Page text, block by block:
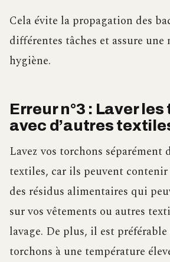
Cela évite la propagation des
différentes tâches et assure une
hygiène.
Erreur n°3 : Laver
avec d’autres
Lavez vos torchons séparément
textiles, car ils peuvent contenir
des résidus alimentaires qui
sur vos vêtements ou autres
lavage. De plus, il est préférable
torchons à une température